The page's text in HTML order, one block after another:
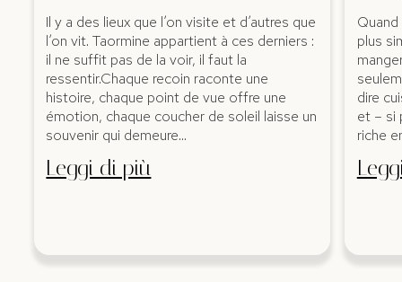
Il y a des lieux que l’on visite et d’autres que
l’on vit. Taormine appartient à ces derniers :
il ne suffit pas de la voir, il faut la
ressentir.Chaque recoin raconte une
histoire, chaque point de vue offre une
émotion, chaque coucher de soleil laisse un
souvenir qui demeure…
Leggi di più
plus
dire
et – si
riche